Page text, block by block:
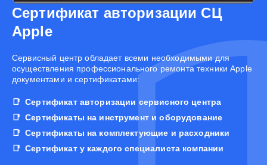
Сертификат авторизации СЦ
Apple
Cервисный центр обладает всеми необходимыми для
осуществления профессионального ремонта техники Apple
документами и сертификатами:
Сертификат авторизации сервисного центра
Сертификаты на инструмент и оборудование
Сертификаты на комплектующие и расходники
Сертификат у каждого специалиста компании